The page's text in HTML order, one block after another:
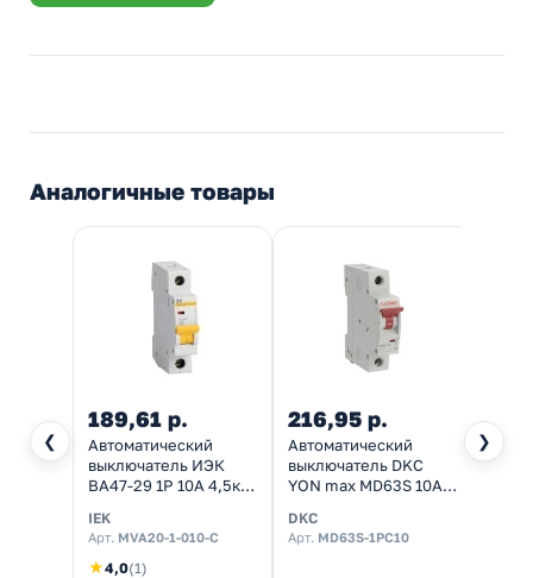
Аналогичные товары
❮ ❯
189,61 р.
Автоматический
выключатель ИЭК
ВА47-29 1Р 10А 4,5кА
(автомат
электрический)
IEK
Арт. MVA20-1-010-C
★4,0(1)
216,95 р.
Автоматический
выключатель DKC
YON max MD63S 10A
электрический)
DKC
Арт. MD63S-1PC10